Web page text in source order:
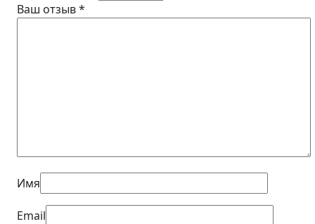
Ваш отзыв*
Имя
Email